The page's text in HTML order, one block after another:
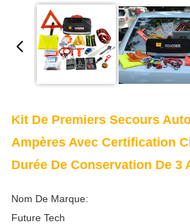
Kit De Premiers Secours
Ampères Avec Certification
Durée De Conservation De 3
Nom De Marque:
Future Tech